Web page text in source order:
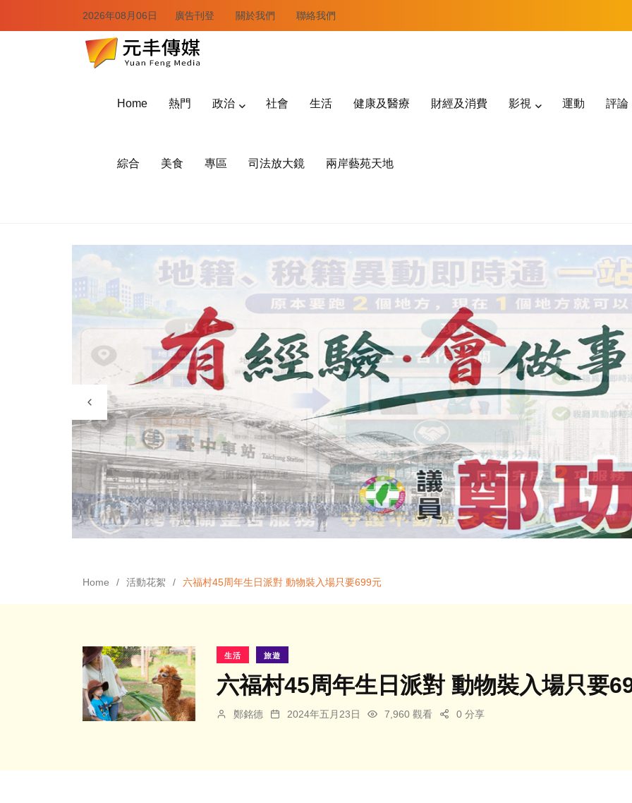
2026年08月06日 廣告刊登 關於我們 聯絡我們
Home 熱門 政治 社會 生活 健康及醫療 財經及消費 影視 運動 評論
綜合 美食 專區 司法放大鏡 兩岸藝苑天地
Home 活動花絮 六福村45周年生日派對 動物裝入場只要699元
生活 旅遊
六福村45周年生日派對 動物裝入場只要
鄭銘德 2024年五月23日 7,960 觀看 0 分享